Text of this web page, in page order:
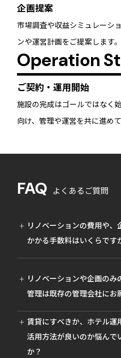
企画提案
市場調査や収益シミュレーシ
ンや運営計画をご提案します。
Operation
ご契約・運用開始
施設の完成はゴールではなく
向け、管理や運営を共に進めて
FAQ よくあるご質問
リノベーションの費用や
かかる手数料はいくらです
料については、案件ごとの
ので、まずはお問い合わせ
ださい。
なお、Livmoの掲げる「く
出が見込めないと判断され
ていただく場合がございま
リノベーションや企画のみ
管理は既存の管理会社にお
ます。
既存の管理会社様と連携し
力の引き出し方を丁寧に設
賃貸にすべきか、ホテル運
活用方法が良いのか悩んで
か？